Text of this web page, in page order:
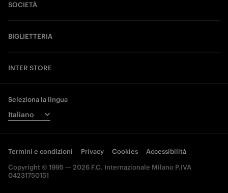
SOCIETÀ
BIGLIETTERIA
INTER STORE
Seleziona la lingua
Termini e condizioni Privacy Cookies
Accessibilità
Copyright © 1995 — 2026 F.C. Internazionale Milano P.IVA
04231750151